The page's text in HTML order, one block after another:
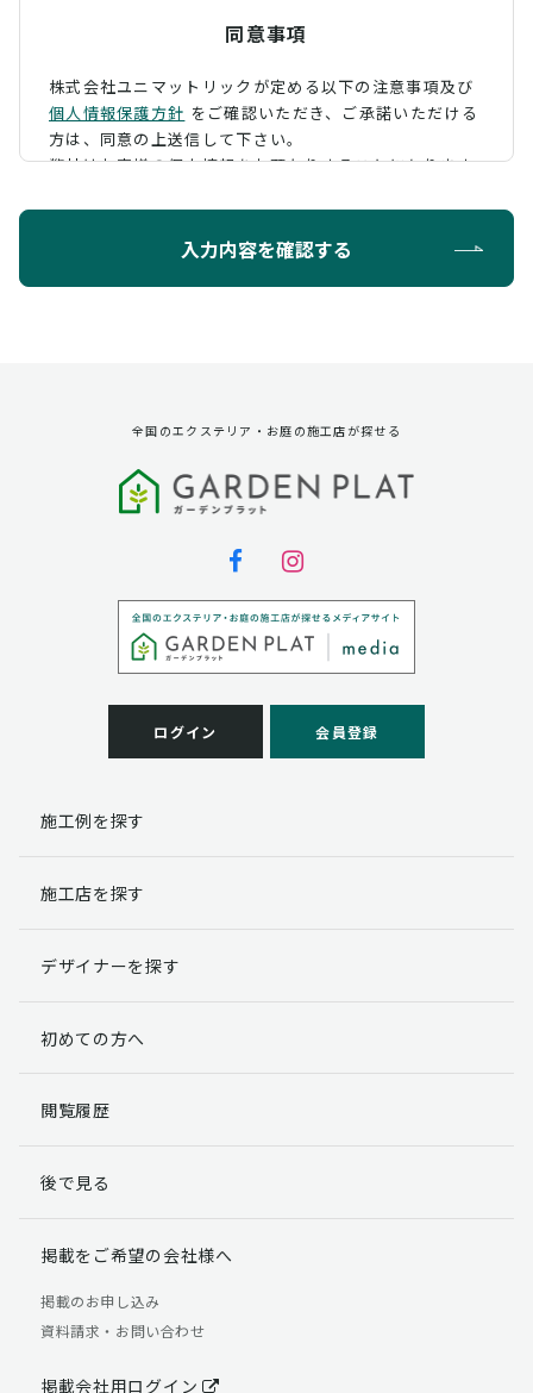
同意事項
株式会社ユニマットリックが定める以下の注意事項及び
個人情報保護方針 をご確認いただき、 ご承諾いただける
方は、同意の上送信して下さい。
弊社はお客様の個人情報をお預かりすることになります
ように定め、保護に努めております。
第三者への提供
弊社は法律で定められている場合を除いて、お客様の個
個人情報の取扱い業務の委託
弊社は事業運営上、お客様により良いサービスを提供す
るために業務の一部を外部に委託しており、業務委託先
客様には、貴殿の個人情報の利用目的の通知、開示、訂
理・機密保持などによりお客様の個人情報の漏洩防止に
個人情報提出の任意性
す。
らかじめご了承ください。
個人情報の開示請求について
る権利があります。
「個人情報の取り扱いについて」
【お問合せ先】 個人情報問合せ窓口
TEL：03-5411-7891（平日9:00 ～ 18:00）
入力内容を確認する
全国のエクステリア・お庭の施工店が探せる
ログイン 会員登録
施工例を探す
施工店を探す
デザイナーを探す
初めての方へ
閲覧履歴
後で見る
掲載をご希望の会社様へ
掲載のお申し込み
資料請求・お問い合わせ
掲載会社用ログイン